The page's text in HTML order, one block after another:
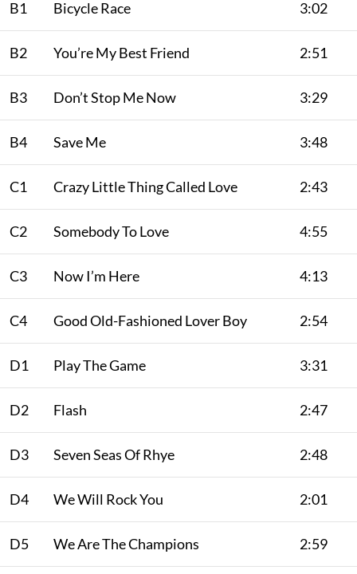
B1 Bicycle Race 3:02
B2 You’re My Best Friend 2:51
B3 Don’t Stop Me Now 3:29
B4 Save Me 3:48
C1 Crazy Little Thing Called Love 2:43
C2 Somebody To Love 4:55
C3 Now I’m Here 4:13
C4 Good Old-Fashioned Lover Boy 2:54
D1 Play The Game 3:31
D2 Flash 2:47
D3 Seven Seas Of Rhye 2:48
D4 We Will Rock You 2:01
D5 We Are The Champions 2:59